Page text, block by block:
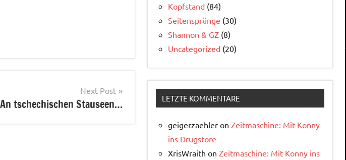
Next Post
An tschechischen Stauseen…
Kopfstand (84)
Seitensprünge (30)
Shannon & GZ (8)
Uncategorized (20)
LETZTE KOMMENTARE
geigerzaehler on Zeitmaschine: Mit Konny
ins Drugstore
XrisWraith on Zeitmaschine: Mit Konny ins